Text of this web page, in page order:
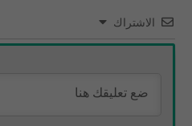
الاشتراك